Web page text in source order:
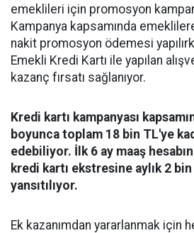
emeklileri için promosyon
Kampanya kapsamında
nakit promosyon ödemesi
Emekli Kredi Kartı ile yapılan
kazanç fırsatı sağlanıyor.
Kredi kartı kampanyası
boyunca toplam 18 bin TL'ye
edebiliyor. İlk 6 ay maaş
kredi kartı ekstresine aylık 2
yansıtılıyor.
Ek kazanımdan yararlanmak için